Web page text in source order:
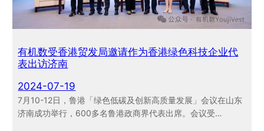
有机数受香港贸发局邀请作为香港绿色科技企业代
表出访济南
2024-07-19
7月10-12日，鲁港「绿色低碳及创新高质量发展」会议在山东
济南成功举行，600多名鲁港政商界代表出席。会议受…